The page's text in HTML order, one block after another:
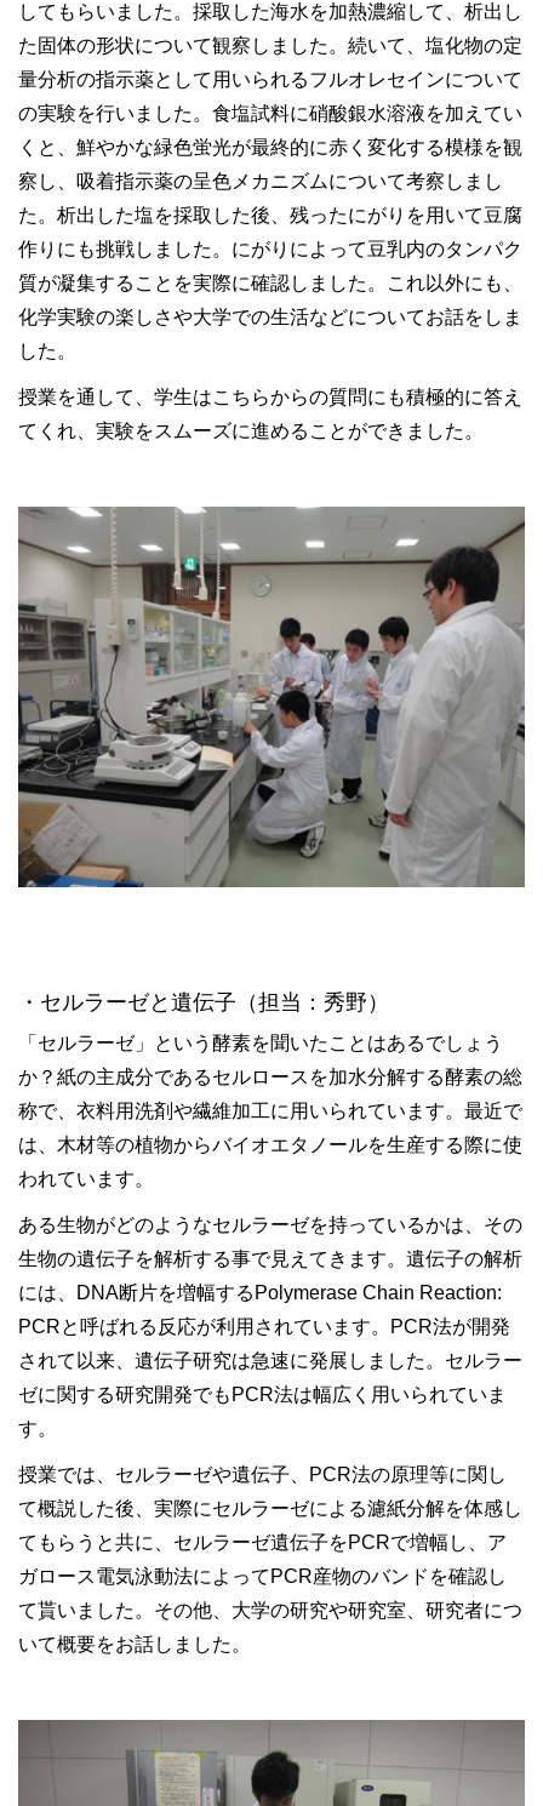
してもらいました。採取した海水を加熱濃縮して、析出し
た固体の形状について観察しました。続いて、塩化物の定
量分析の指示薬として用いられるフルオレセインについて
の実験を行いました。食塩試料に硝酸銀水溶液を加えてい
くと、鮮やかな緑色蛍光が最終的に赤く変化する模様を観
察し、吸着指示薬の呈色メカニズムについて考察しまし
た。析出した塩を採取した後、残ったにがりを用いて豆腐
作りにも挑戦しました。にがりによって豆乳内のタンパク
質が凝集することを実際に確認しました。これ以外にも、
化学実験の楽しさや大学での生活などについてお話をしま
した。
授業を通して、学生はこちらからの質問にも積極的に答え
てくれ、実験をスムーズに進めることができました。
・セルラーゼと遺伝子（担当：秀野）
「セルラーゼ」という酵素を聞いたことはあるでしょう
か？紙の主成分であるセルロースを加水分解する酵素の総
称で、衣料用洗剤や繊維加工に用いられています。最近で
は、木材等の植物からバイオエタノールを生産する際に使
われています。
ある生物がどのようなセルラーゼを持っているかは、その
生物の遺伝子を解析する事で見えてきます。遺伝子の解析
には、DNA断片を増幅するPolymerase Chain Reaction:
PCRと呼ばれる反応が利用されています。PCR法が開発
されて以来、遺伝子研究は急速に発展しました。セルラー
ゼに関する研究開発でもPCR法は幅広く用いられていま
す。
授業では、セルラーゼや遺伝子、PCR法の原理等に関し
て概説した後、実際にセルラーゼによる濾紙分解を体感し
てもらうと共に、セルラーゼ遺伝子をPCRで増幅し、ア
ガロース電気泳動法によってPCR産物のバンドを確認し
て貰いました。その他、大学の研究や研究室、研究者につ
いて概要をお話しました。